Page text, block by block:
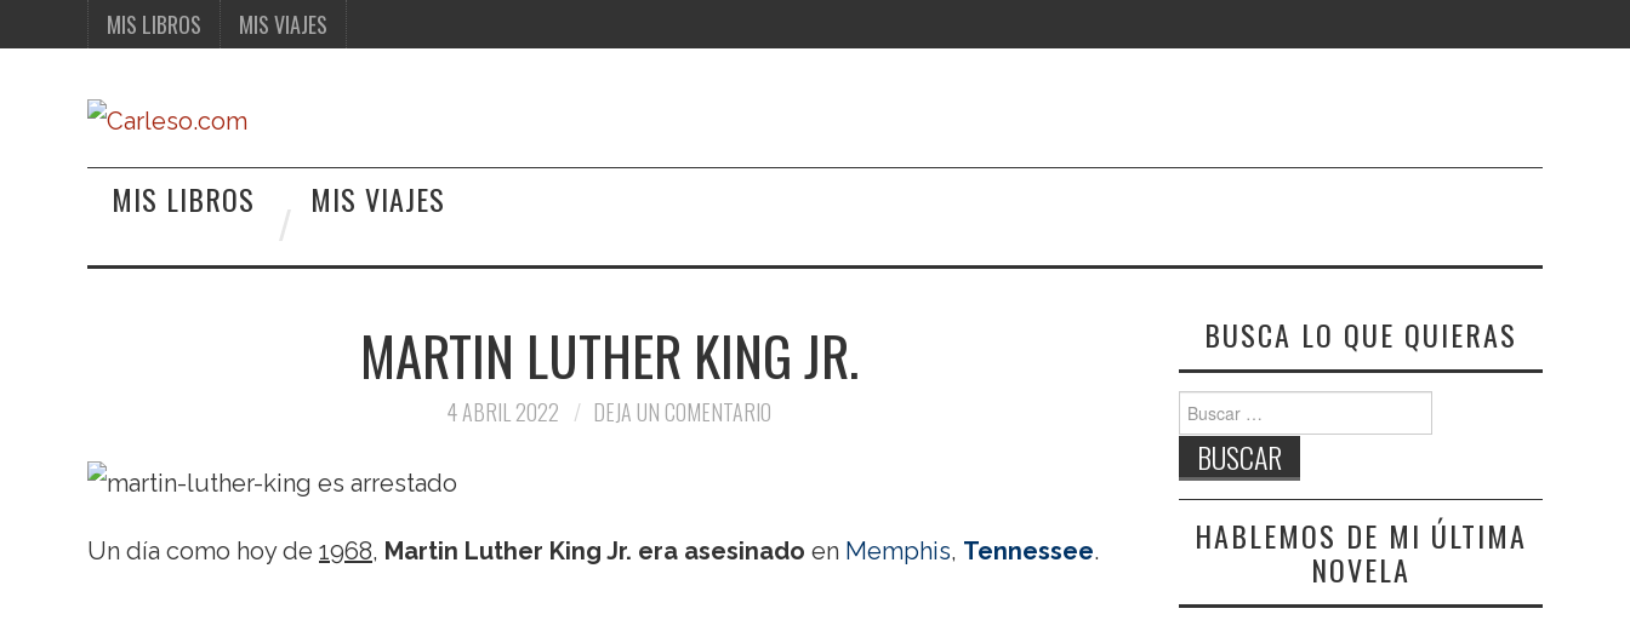
MIS LIBROS MIS VIAJES
MIS LIBROS MIS VIAJES
MARTIN LUTHER KING JR.
4 ABRIL 2022 DEJA UN COMENTARIO
Un día como hoy de 1968, Martin Luther King Jr. era asesinado en Memphis, Tennessee.
BUSCA LO QUE QUIERAS
Buscar:
HABLEMOS DE MI ÚLTIMA
NOVELA